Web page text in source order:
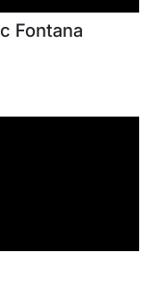
Fontana